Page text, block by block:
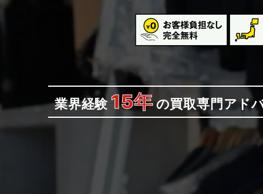
業界経験 15年 の買取専門アド